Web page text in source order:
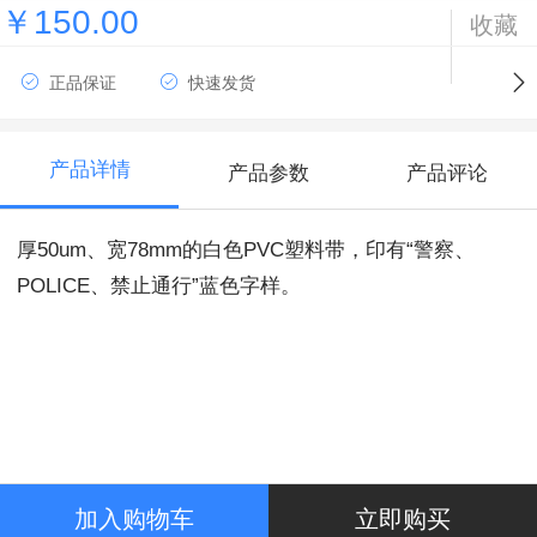
￥150.00 收藏
正品保证 快速发货
产品详情 产品参数 产品评论
厚50um、宽78mm的白色PVC塑料带，印有“警察、
POLICE、禁止通行”蓝色字样。
加入购物车 立即购买